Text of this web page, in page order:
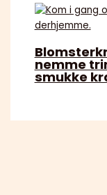
nemme
smukke